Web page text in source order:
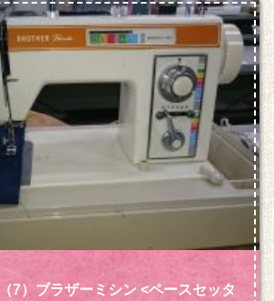
7）ブラザーミシン <ペースセッタ